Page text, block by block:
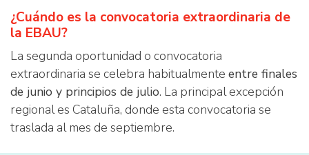
¿Cuándo es la convocatoria extraordinaria de
la EBAU?
La segunda oportunidad o convocatoria
extraordinaria se celebra habitualmente entre finales
de junio y principios de julio. La principal excepción
regional es Cataluña, donde esta convocatoria se
traslada al mes de septiembre.